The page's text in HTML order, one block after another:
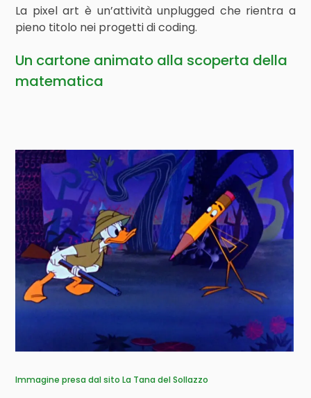
La pixel art è un’attività unplugged che rientra a
pieno titolo nei progetti di coding.
Un cartone animato alla scoperta della
matematica
Immagine presa dal sito La Tana del Sollazzo